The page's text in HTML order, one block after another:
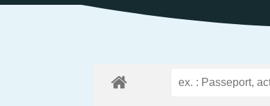
des Enfants
Les services aux
(EHPAD et Résidence
autonomie)
Patrimoine